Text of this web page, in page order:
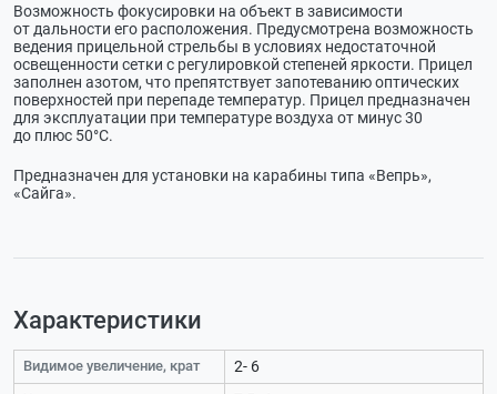
Возможность фокусировки на объект в зависимости
от дальности его расположения. Предусмотрена возможность
ведения прицельной стрельбы в условиях недостаточной
освещенности сетки с регулировкой степеней яркости. Прицел
заполнен азотом, что препятствует запотеванию оптических
поверхностей при перепаде температур. Прицел предназначен
для эксплуатации при температуре воздуха от минус 30
до плюс 50°С.
Предназначен для установки на карабины типа «Вепрь»,
«Сайга».
Характеристики
Видимое увеличение, крат 2- 6